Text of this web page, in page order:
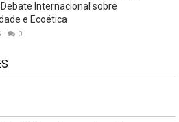
Internacional sobre
e Ecoética
0